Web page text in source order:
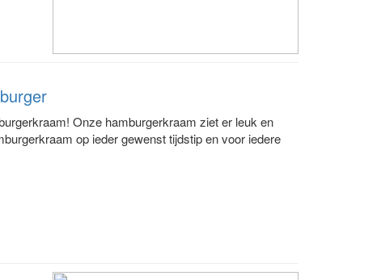
Onze hamburgerkraam ziet er leuk en
op ieder gewenst tijdstip en voor iedere